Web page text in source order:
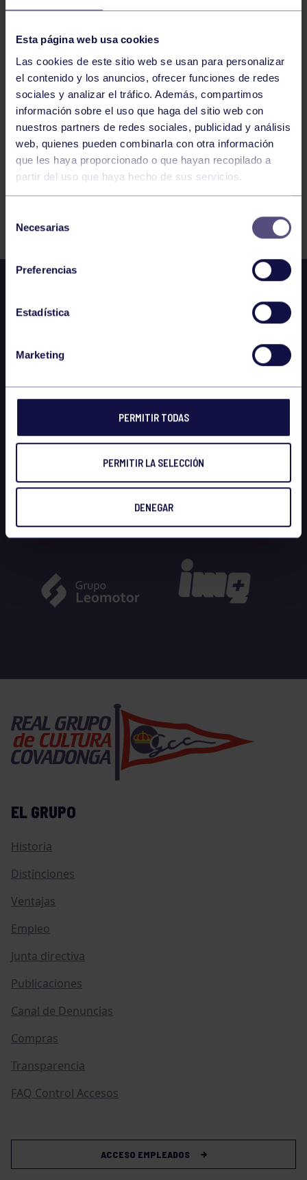
Esta página web usa cookies
Las cookies de este sitio web se usan para personalizar
el contenido y los anuncios, ofrecer funciones de redes
sociales y analizar el tráfico. Además, compartimos
información sobre el uso que haga del sitio web con
nuestros partners de redes sociales, publicidad y análisis
web, quienes pueden combinarla con otra información
que les haya proporcionado o que hayan recopilado a
partir del uso que haya hecho de sus servicios.
Necesarias
Preferencias
Estadística
Marketing
PERMITIR TODAS
PERMITIR LA SELECCIÓN
DENEGAR
GIMNASIO
833 834 835 836 837 838 839
EL GRUPO
Historia
Distinciones
Ventajas
Empleo
Junta directiva
Publicaciones
Canal de Denuncias
Compras
Transparencia
FAQ Control Accesos
ACCESO EMPLEADOS